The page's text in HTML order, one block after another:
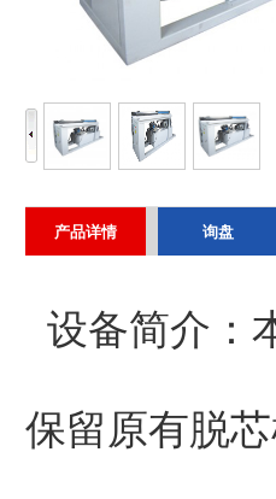
产品详情 询盘
设备简介：
保留原有脱